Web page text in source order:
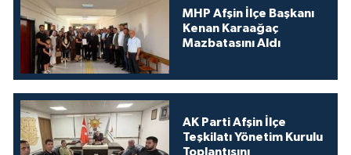
MHP Afşin İlçe Başkanı
Kenan Karaağaç
Mazbatasını Aldı
AK Parti Afşin İlçe
Teşkilatı Yönetim Kurulu
Toplantısını